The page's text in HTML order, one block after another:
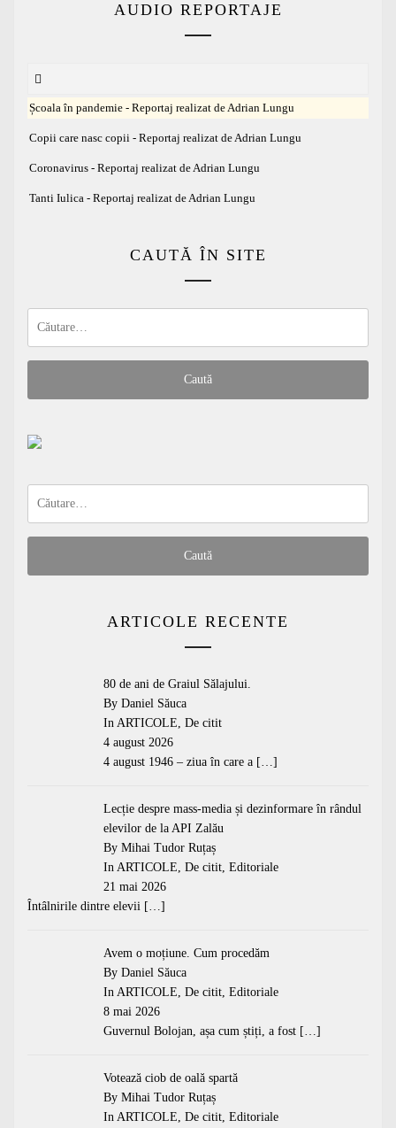
AUDIO REPORTAJE
Școala în pandemie - Reportaj realizat de Adrian Lungu
Copii care nasc copii - Reportaj realizat de Adrian Lungu
Coronavirus - Reportaj realizat de Adrian Lungu
Tanti Iulica - Reportaj realizat de Adrian Lungu
CAUTĂ ÎN SITE
ARTICOLE RECENTE
80 de ani de Graiul Sălajului.
By Daniel Săuca
In ARTICOLE, De citit
4 august 2026
4 august 1946 – ziua în care a […]
Lecție despre mass-media și dezinformare în rândul
elevilor de la API Zalău
By Mihai Tudor Ruțaș
In ARTICOLE, De citit, Editoriale
21 mai 2026
Întâlnirile dintre elevii […]
Avem o moțiune. Cum procedăm
By Daniel Săuca
In ARTICOLE, De citit, Editoriale
8 mai 2026
Guvernul Bolojan, așa cum știți, a fost […]
Votează ciob de oală spartă
By Mihai Tudor Ruțaș
In ARTICOLE, De citit, Editoriale